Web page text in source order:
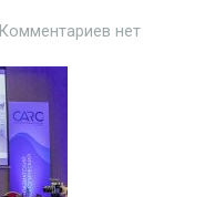
Комментариев нет